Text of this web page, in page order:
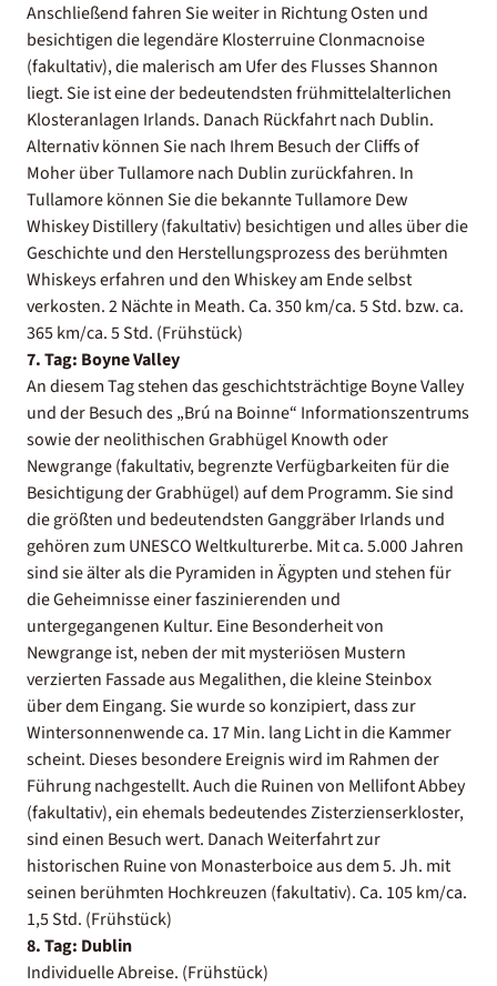
Anschließend fahren Sie weiter in Richtung Osten und
besichtigen die legendäre Klosterruine Clonmacnoise
(fakultativ), die malerisch am Ufer des Flusses Shannon
liegt. Sie ist eine der bedeutendsten frühmittelalterlichen
Klosteranlagen Irlands. Danach Rückfahrt nach Dublin.
Alternativ können Sie nach Ihrem Besuch der Cliffs of
Moher über Tullamore nach Dublin zurückfahren. In
Tullamore können Sie die bekannte Tullamore Dew
Whiskey Distillery (fakultativ) besichtigen und alles über die
Geschichte und den Herstellungsprozess des berühmten
Whiskeys erfahren und den Whiskey am Ende selbst
verkosten. 2 Nächte in Meath. Ca. 350 km/ca. 5 Std. bzw. ca.
365 km/ca. 5 Std. (Frühstück)
7. Tag: Boyne Valley
An diesem Tag stehen das geschichtsträchtige Boyne Valley
und der Besuch des „Brú na Boinne“ Informationszentrums
sowie der neolithischen Grabhügel Knowth oder
Newgrange (fakultativ, begrenzte Verfügbarkeiten für die
Besichtigung der Grabhügel) auf dem Programm. Sie sind
die größten und bedeutendsten Ganggräber Irlands und
gehören zum UNESCO Weltkulturerbe. Mit ca. 5.000 Jahren
sind sie älter als die Pyramiden in Ägypten und stehen für
die Geheimnisse einer faszinierenden und
untergegangenen Kultur. Eine Besonderheit von
Newgrange ist, neben der mit mysteriösen Mustern
verzierten Fassade aus Megalithen, die kleine Steinbox
über dem Eingang. Sie wurde so konzipiert, dass zur
Wintersonnenwende ca. 17 Min. lang Licht in die Kammer
scheint. Dieses besondere Ereignis wird im Rahmen der
Führung nachgestellt. Auch die Ruinen von Mellifont Abbey
(fakultativ), ein ehemals bedeutendes Zisterzienserkloster,
sind einen Besuch wert. Danach Weiterfahrt zur
historischen Ruine von Monasterboice aus dem 5. Jh. mit
seinen berühmten Hochkreuzen (fakultativ). Ca. 105 km/ca.
1,5 Std. (Frühstück)
8. Tag: Dublin
Individuelle Abreise. (Frühstück)